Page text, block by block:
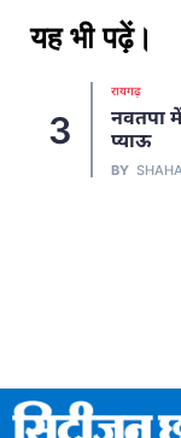
यह भी पढ़ें।
4
रायपुर
हेड
तबादले,